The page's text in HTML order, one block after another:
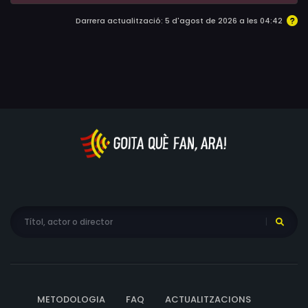
Patricio, Missi Pyle, Darlena Roberts, Anne Stedman
Darrera actualització: 5 d'agost de 2026 a les 04:42
METODOLOGIA FAQ ACTUALITZACIONS